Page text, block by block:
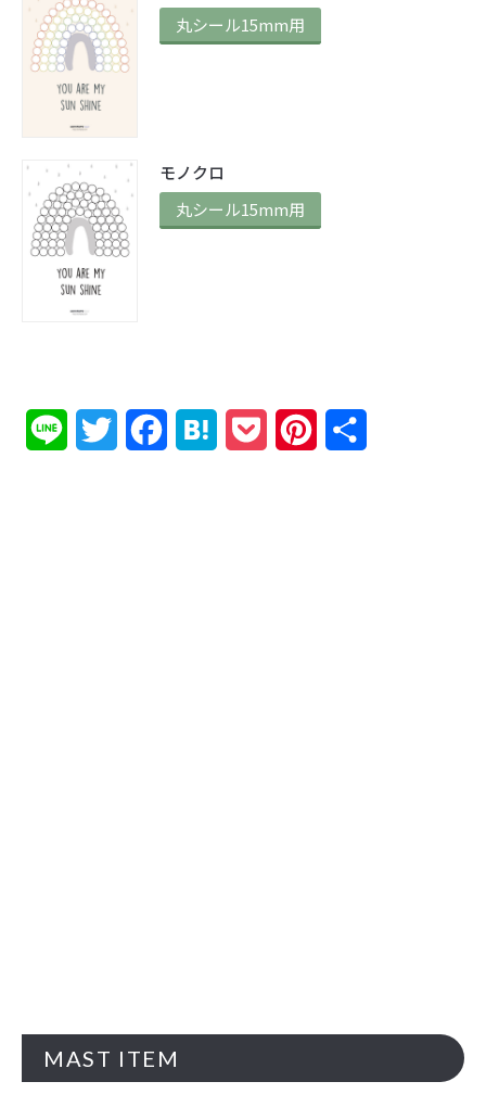
丸シール15mm用
モノクロ
丸シール15mm用
Line Twitter FacebookHatena Pocket Pinterest
MAST ITEM